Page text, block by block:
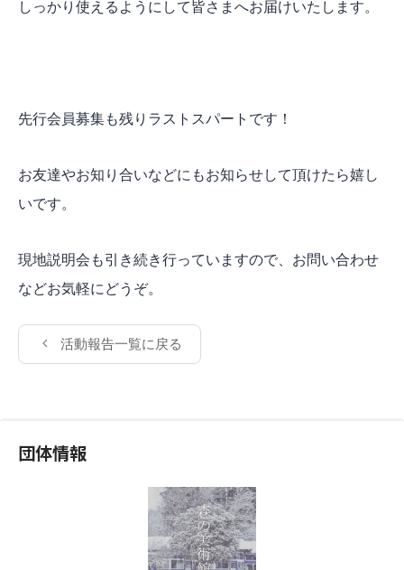
しっかり使えるようにして皆さまへお届けいたします。
先行会員募集も残りラストスパートです！
お友達やお知り合いなどにもお知らせして頂けたら嬉し
いです。
現地説明会も引き続き行っていますので、お問い合わせ
などお気軽にどうぞ。
活動報告一覧に戻る
団体情報